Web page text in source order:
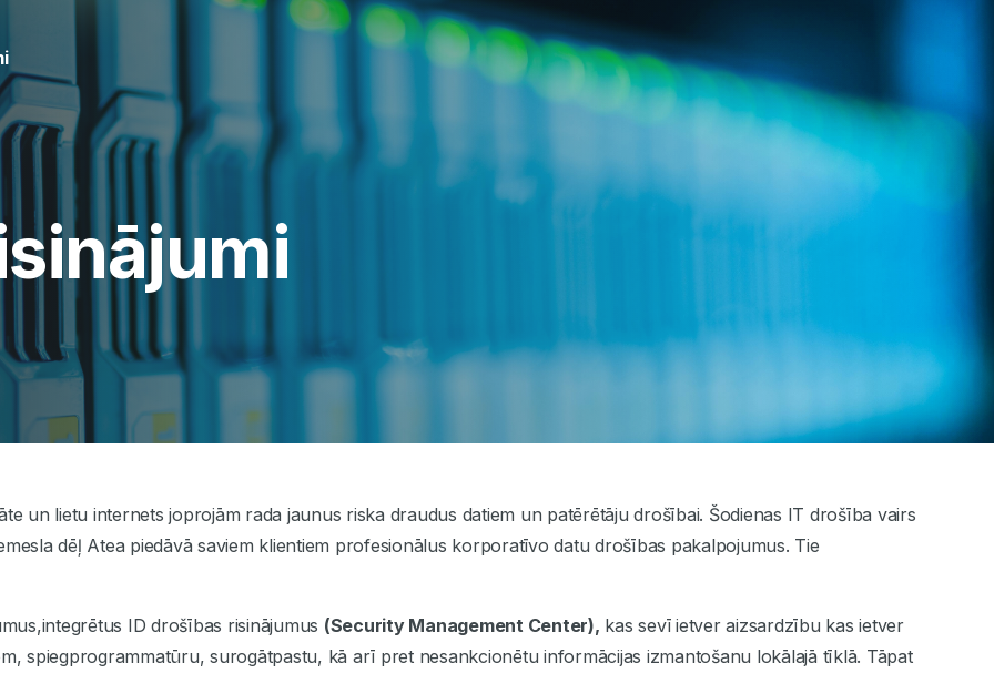
un lietu internets joprojām rada jaunus riska draudus datiem un patērētāju drošībai. Šodienas IT drošība vairs
dēļ Atea piedāvā saviem klientiem profesionālus korporatīvo datu drošības pakalpojumus. Tie
ID drošības risinājumus (Security Management Center), kas sevī ietver aizsardzību kas ietver
spiegprogrammatūru, surogātpastu, kā arī pret nesankcionētu informācijas izmantošanu lokālajā tīklā. Tāpat